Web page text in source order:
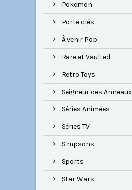
Pokemon
Porte clés
À venir Pop
Rare et Vaulted
Retro Toys
Seigneur des Anneaux
Séries Animées
Séries TV
Simpsons
Sports
Star Wars